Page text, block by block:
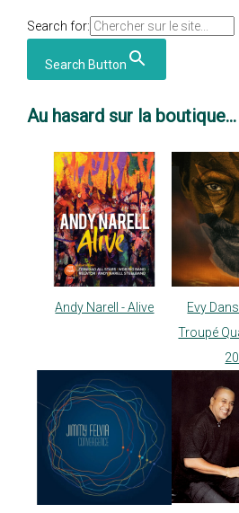
Search for:
Search Button
Au hasard sur la boutique...
Andy Narell - Alive
Evy
Troupé